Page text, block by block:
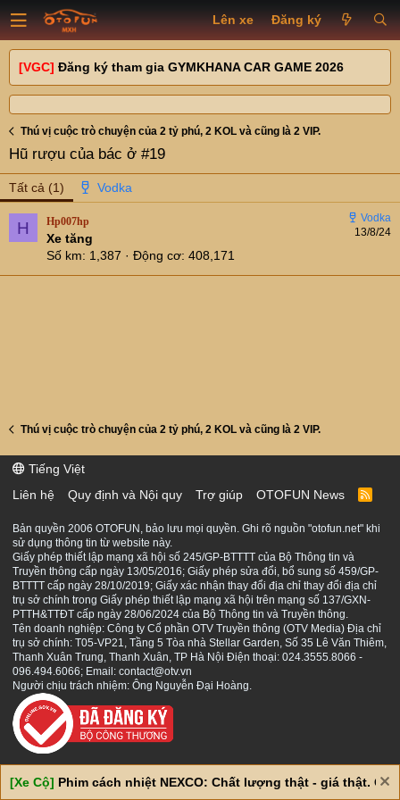
Lên xe Đăng ký
[VGC] Đăng ký tham gia GYMKHANA CAR GAME 2026
Thú vị cuộc trò chuyện của 2 tỷ phú, 2 KOL và cũng là 2 VIP.
Hũ rượu của bác ở #19
Tất cả (1)
H 13/8/24
Hp007hp
Xe tăng
Số km
1,387 Động cơ 408,171
Thú vị cuộc trò chuyện của 2 tỷ phú, 2 KOL và cũng là 2 VIP.
Tiếng Việt
Liên hệ
Quy định và Nội quy Trợ giúp OTOFUN News
R
S
Bản quyền 2006 OTOFUN, bảo lưu mọi quyền. Ghi rõ nguồn "otofun.net" khi
sử dụng thông tin từ website này.
Giấy phép thiết lập mạng xã hội số 245/GP-BTTTT của Bộ Thông tin và
Truyền thông cấp ngày 13/05/2016; Giấy phép sửa đổi, bổ sung số 459/GP-
BTTTT cấp ngày 28/10/2019; Giấy xác nhận thay đổi địa chỉ thay đổi địa chỉ
trụ sở chính trong Giấy phép thiết lập mạng xã hội trên mạng số 137/GXN-
PTTH&TTĐT cấp ngày 28/06/2024 của Bộ Thông tin và Truyền thông.
Tên doanh nghiệp: Công ty Cổ phần OTV Truyền thông (OTV Media) Địa chỉ
trụ sở chính: T05-VP21, Tầng 5 Tòa nhà Stellar Garden, Số 35 Lê Văn Thiêm,
Thanh Xuân Trung, Thanh Xuân, TP Hà Nội Điện thoại: 024.3555.8066 -
096.494.6066; Email: contact@otv.vn
Người chịu trách nhiệm: Ông Nguyễn Đại Hoàng.
[Xe Cộ] Phim cách nhiệt NEXCO: Chất lượng thật - giá thật. Giá